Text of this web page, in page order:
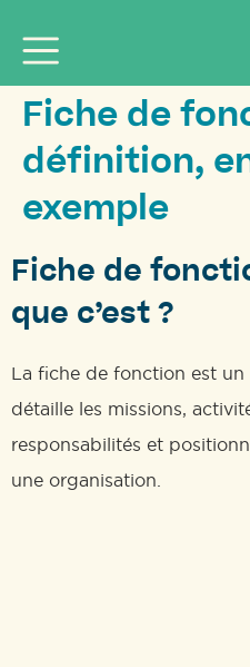
Fiche de
définition,
exemple
Fiche de
que c’est ?
La fiche de fonction est
détaille les missions,
responsabilités et
une organisation.